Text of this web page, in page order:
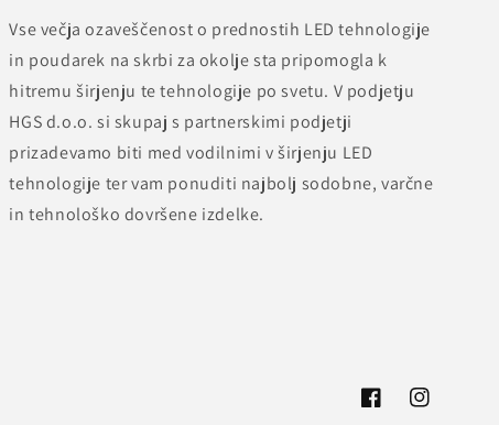
Vse večja ozaveščenost o prednostih LED tehnologije
in poudarek na skrbi za okolje sta pripomogla k
hitremu širjenju te tehnologije po svetu. V podjetju
HGS d.o.o. si skupaj s partnerskimi podjetji
prizadevamo biti med vodilnimi v širjenju LED
tehnologije ter vam ponuditi najbolj sodobne, varčne
in tehnološko dovršene izdelke.
FacebookInstagram